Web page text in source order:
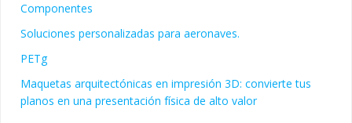
Componentes
Soluciones personalizadas para aeronaves.
PETg
Maquetas arquitectónicas en impresión 3D: convierte tus
planos en una presentación física de alto valor